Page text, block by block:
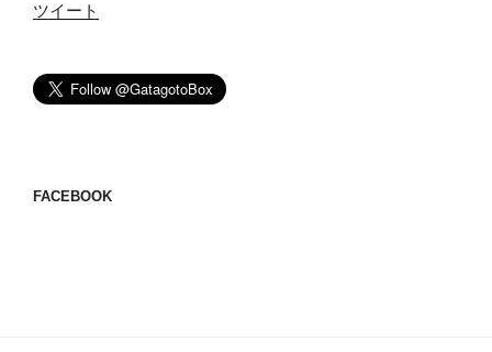
ツイート
FACEBOOK